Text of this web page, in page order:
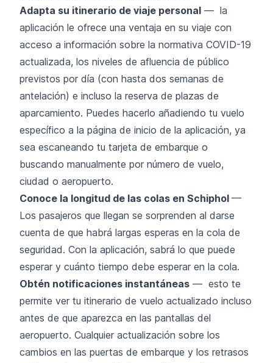
Adapta su itinerario de viaje personal — la
aplicación le ofrece una ventaja en su viaje con
acceso a información sobre la normativa COVID-19
actualizada, los niveles de afluencia de público
previstos por día (con hasta dos semanas de
antelación) e incluso la reserva de plazas de
aparcamiento. Puedes hacerlo añadiendo tu vuelo
específico a la página de inicio de la aplicación, ya
sea escaneando tu tarjeta de embarque o
buscando manualmente por número de vuelo,
ciudad o aeropuerto.
Conoce la longitud de las colas en Schiphol —
Los pasajeros que llegan se sorprenden al darse
cuenta de que habrá largas esperas en la cola de
seguridad. Con la aplicación, sabrá lo que puede
esperar y cuánto tiempo debe esperar en la cola.
Obtén notificaciones instantáneas — esto te
permite ver tu itinerario de vuelo actualizado incluso
antes de que aparezca en las pantallas del
aeropuerto. Cualquier actualización sobre los
cambios en las puertas de embarque y los retrasos